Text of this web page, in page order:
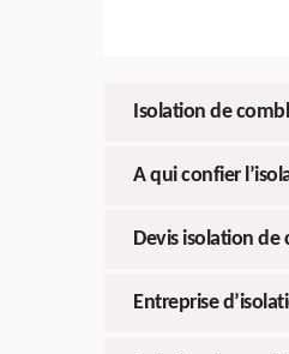
Isolation de
A qui confier
Devis isolation
Entreprise